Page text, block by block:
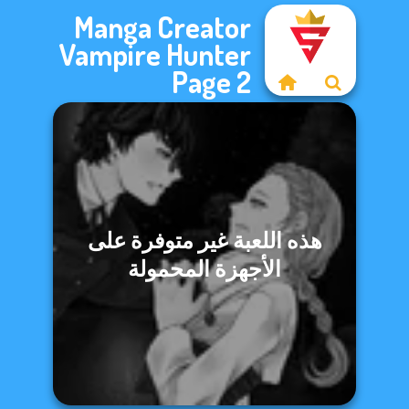
Manga Creator
Vampire Hunter
Page 2
هذه اللعبة غير متوفرة على
الأجهزة المحمولة